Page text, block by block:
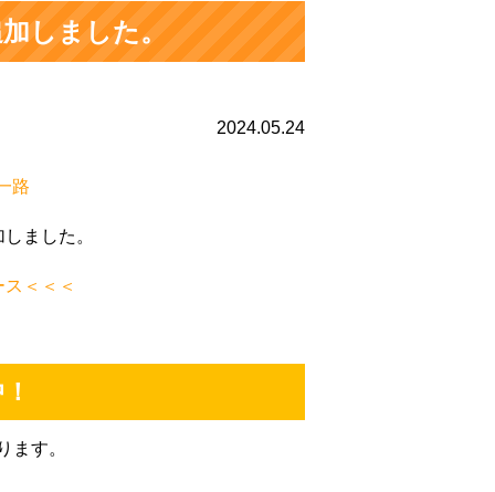
給
に
。
しました。
2024.05.24
路
ました。
＜＜＜
ます。